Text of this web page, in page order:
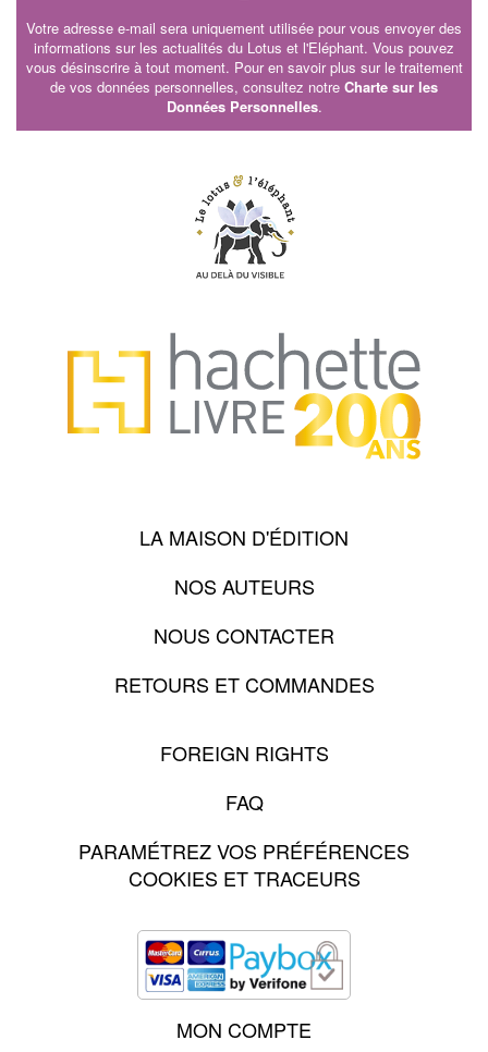
Votre adresse e-mail sera uniquement utilisée pour vous envoyer des
informations sur les actualités du Lotus et l'Eléphant. Vous pouvez
vous désinscrire à tout moment. Pour en savoir plus sur le traitement
de vos données personnelles, consultez notre Charte sur les
Données Personnelles.
LA MAISON D'ÉDITION
NOS AUTEURS
NOUS CONTACTER
RETOURS ET COMMANDES
FOREIGN RIGHTS
FAQ
PARAMÉTREZ VOS PRÉFÉRENCES
COOKIES ET TRACEURS
MON COMPTE